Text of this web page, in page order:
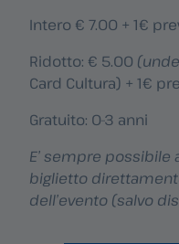
Intero € 7.00 + 1€
Ridotto: € 5.00
Card Cultura) + 1€
Gratuito: 0-3 anni
E’ sempre possibile
biglietto
dell’evento (salvo